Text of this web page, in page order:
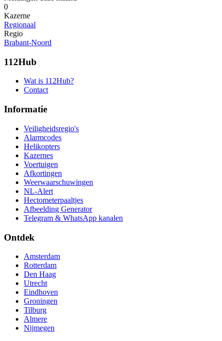
0
Kazerne
Regionaal
Regio
Brabant-Noord
112Hub
Wat is 112Hub?
Contact
Informatie
Veiligheidsregio's
Alarmcodes
Helikopters
Kazernes
Voertuigen
Afkortingen
Weerwaarschuwingen
NL-Alert
Hectometerpaaltjes
Afbeelding Generator
Telegram & WhatsApp kanalen
Ontdek
Amsterdam
Rotterdam
Den Haag
Utrecht
Eindhoven
Groningen
Tilburg
Almere
Nijmegen